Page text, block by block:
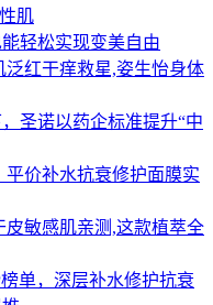
肌
轻松实现变美自由
泛红干痒救星,姿生怡身体
圣诺以药企标准提升“中
平价补水抗衰修护面膜实
皮敏感肌亲测,这款植萃全
单，深层补水修护抗衰